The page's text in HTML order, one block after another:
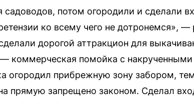
садоводов, потом огородили и сделали
ко всему чего не дотронемся»,
дорогой аттракцион для
коммерческая помойка с
огородил прибрежную зону забором,
прямую запрещено законом. Сделал